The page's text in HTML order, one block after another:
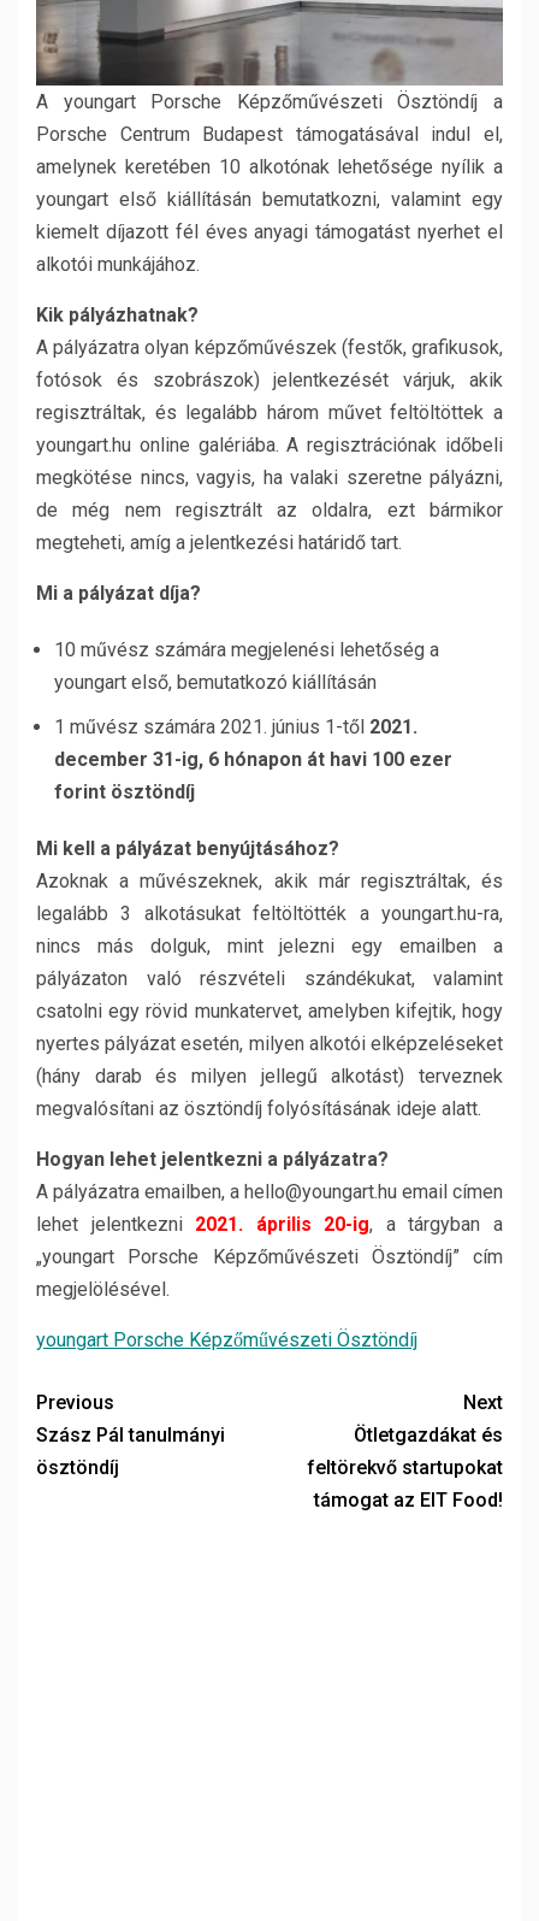
A youngart Porsche Képzőművészeti Ösztöndíj a
Porsche Centrum Budapest támogatásával indul el,
amelynek keretében 10 alkotónak lehetősége nyílik a
youngart első kiállításán bemutatkozni, valamint egy
kiemelt díjazott fél éves anyagi támogatást nyerhet el
alkotói munkájához.
Kik pályázhatnak?
A pályázatra olyan képzőművészek (festők, grafikusok,
fotósok és szobrászok) jelentkezését várjuk, akik
regisztráltak, és legalább három művet feltöltöttek a
youngart.hu online galériába. A regisztrációnak időbeli
megkötése nincs, vagyis, ha valaki szeretne pályázni,
de még nem regisztrált az oldalra, ezt bármikor
megteheti, amíg a jelentkezési határidő tart.
Mi a pályázat díja?
10 művész számára megjelenési lehetőség a
youngart első, bemutatkozó kiállításán
1 művész számára 2021. június 1-től 2021.
december 31-ig, 6 hónapon át havi 100 ezer
forint ösztöndíj
Mi kell a pályázat benyújtásához?
Azoknak a művészeknek, akik már regisztráltak, és
legalább 3 alkotásukat feltöltötték a youngart.hu-ra,
nincs más dolguk, mint jelezni egy emailben a
pályázaton való részvételi szándékukat, valamint
csatolni egy rövid munkatervet, amelyben kifejtik, hogy
nyertes pályázat esetén, milyen alkotói elképzeléseket
(hány darab és milyen jellegű alkotást) terveznek
megvalósítani az ösztöndíj folyósításának ideje alatt.
Hogyan lehet jelentkezni a pályázatra?
A pályázatra emailben, a hello@youngart.hu email címen
lehet jelentkezni 2021. április 20-ig, a tárgyban a
„youngart Porsche Képzőművészeti Ösztöndíj” cím
megjelölésével.
youngart Porsche Képzőművészeti Ösztöndíj
Previous
Szász Pál tanulmányi
ösztöndíj
Next
Ötletgazdákat és
feltörekvő startupokat
támogat az EIT Food!